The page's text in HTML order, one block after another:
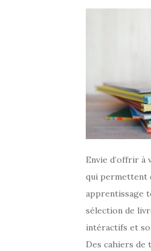
Envie d’offrir à
qui permettent
apprentissage
sélection de
intéractifs et
Des cahiers de